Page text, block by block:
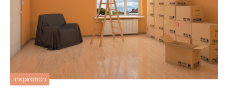
inspiration